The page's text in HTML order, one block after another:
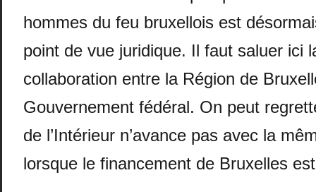
hommes du feu bruxellois est
point de vue juridique. Il faut saluer ici
collaboration entre la Région de
Gouvernement fédéral. On peut
de l’Intérieur n’avance pas avec la
lorsque le financement de Bruxelles